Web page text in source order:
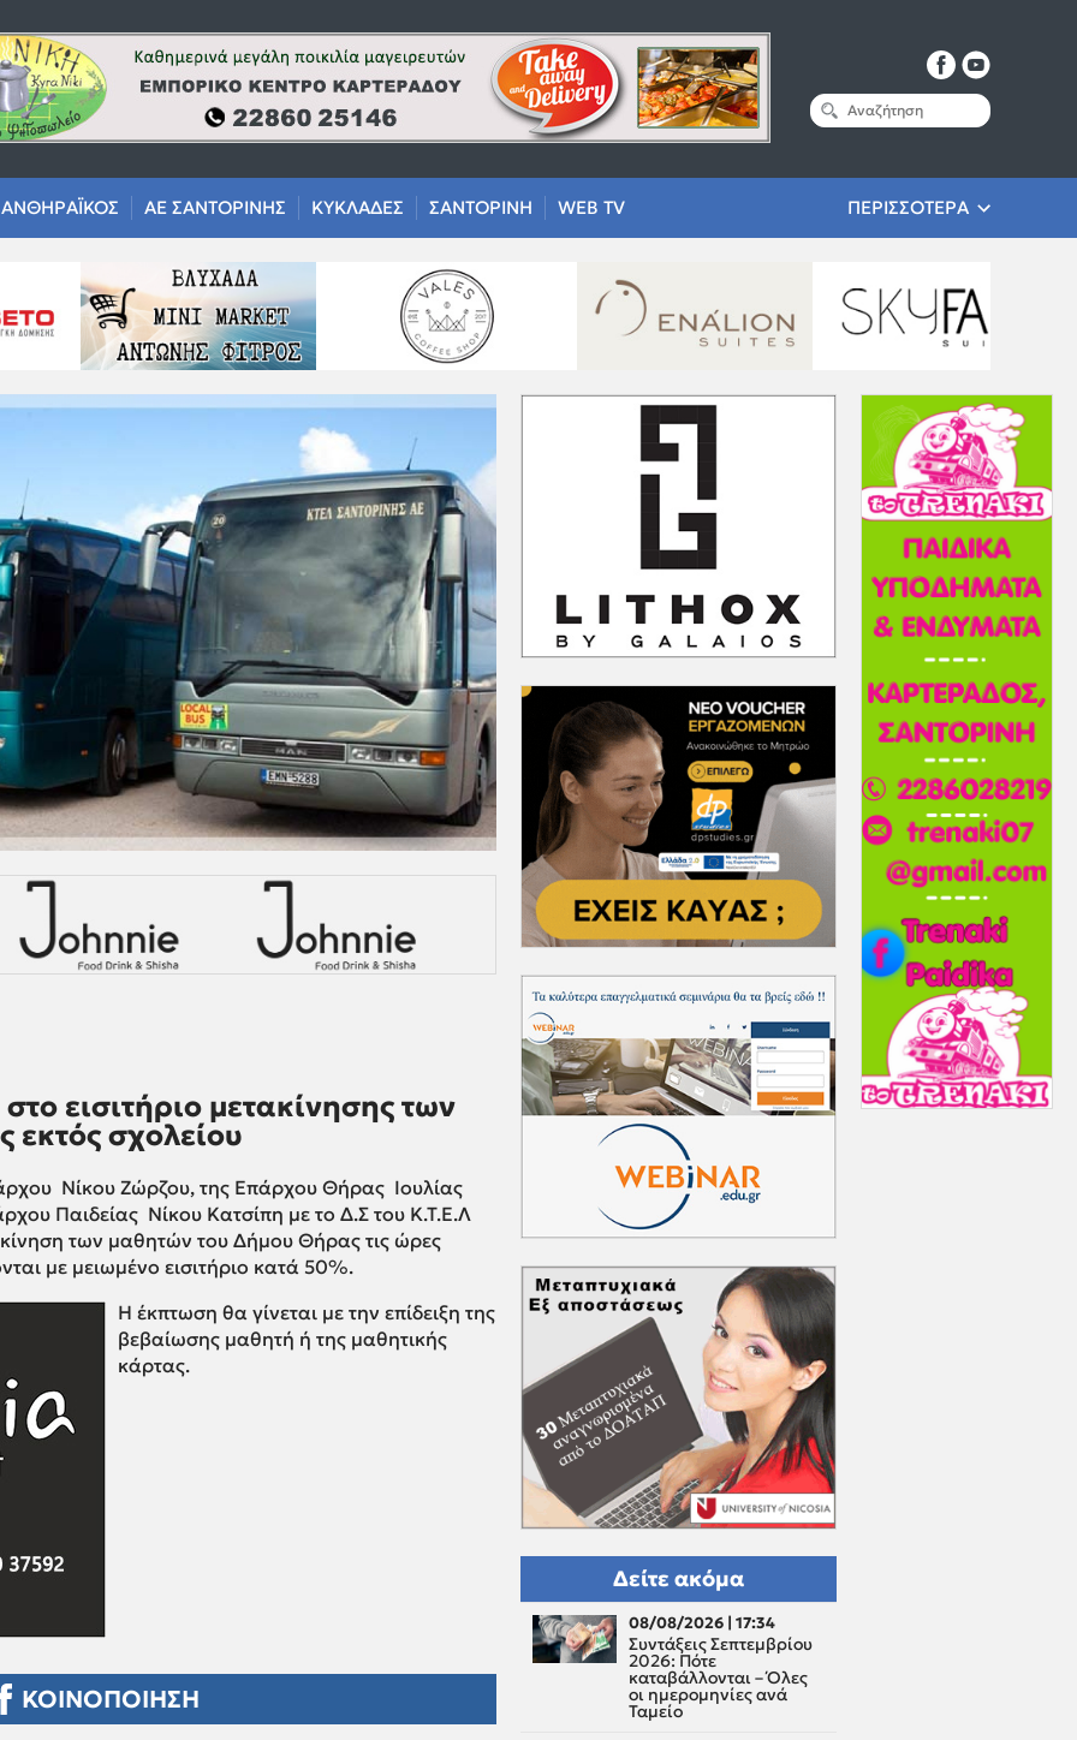
ΑΕ ΣΑΝΤΟΡΙΝΗΣ ΚΥΚΛΑΔΕΣ ΣΑΝΤΟΡΙΝΗ WEB TV ΠΕΡΙΣΣΟΤΕΡΑ
εισιτήριο μετακίνησης των
εκτός σχολείου
Νίκου Ζώρζου, της Επάρχου Θήρας Ιουλίας
Παιδείας Νίκου Κατσίπη με το Δ.Σ του Κ.Τ.Ε.Λ
των μαθητών του Δήμου Θήρας τις ώρες
με μειωμένο εισιτήριο κατά 50%.
Η έκπτωση θα γίνεται με την επίδειξη της
βεβαίωσης μαθητή ή της μαθητικής
κάρτας.
ΚΟΙΝΟΠΟΙΗΣΗ
Δείτε ακόμα
08/08/2026 | 17:34
Συντάξεις Σεπτεμβρίου
2026: Πότε
καταβάλλονται – Όλες
οι ημερομηνίες ανά
Ταμείο